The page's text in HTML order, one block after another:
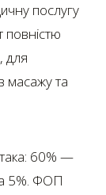
послугу
повністю
для
масажу та
60% —
5%. ФОП